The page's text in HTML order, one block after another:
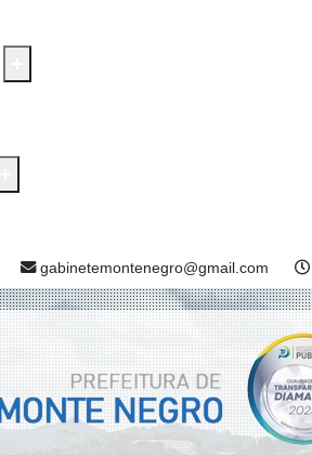
gabinetemontenegro@gmail.com